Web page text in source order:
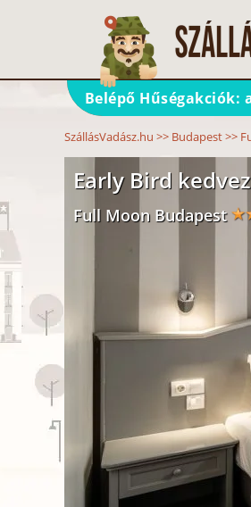
Belépő Hűségakciók:
SzállásVadász.hu >> Budapest>>
Early Bird
Full Moon Budapest